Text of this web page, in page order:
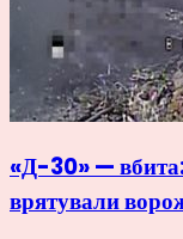
«Д-30» — вбита:
врятували